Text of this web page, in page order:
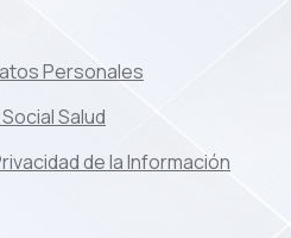
Personales
Salud
de la Información